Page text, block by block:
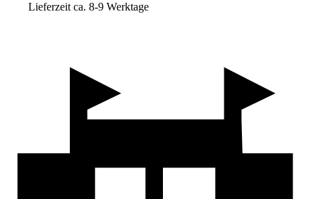
Lieferzeit ca. 8-9 Werktage